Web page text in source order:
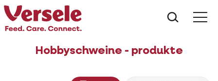
Hobbyschweine - produkte